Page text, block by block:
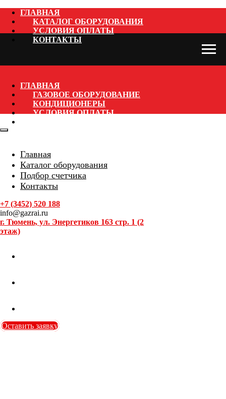
ГЛАВНАЯ
КАТАЛОГ ОБОРУДОВАНИЯ
УСЛОВИЯ ОПЛАТЫ
КОНТАКТЫ
ГЛАВНАЯ
ГАЗОВОЕ ОБОРУДОВАНИЕ
КОНДИЦИОНЕРЫ
УСЛОВИЯ ОПЛАТЫ
Главная
Каталог оборудования
Подбор счетчика
Контакты
+7 (3452) 520 188
info@gazrai.ru
г. Тюмень, ул. Энергетиков 163 стр. 1 (2
этаж)
Оставить заявку